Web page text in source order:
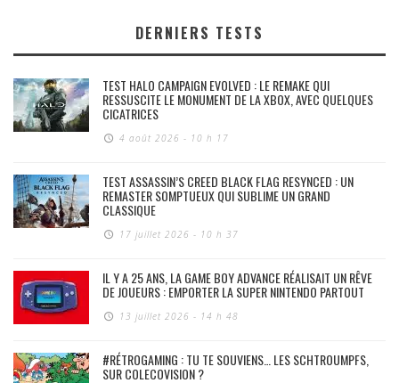
DERNIERS TESTS
TEST HALO CAMPAIGN EVOLVED : LE REMAKE QUI
RESSUSCITE LE MONUMENT DE LA XBOX, AVEC QUELQUES
CICATRICES
4 août 2026 - 10 h 17
TEST ASSASSIN’S CREED BLACK FLAG RESYNCED : UN
REMASTER SOMPTUEUX QUI SUBLIME UN GRAND
CLASSIQUE
17 juillet 2026 - 10 h 37
IL Y A 25 ANS, LA GAME BOY ADVANCE RÉALISAIT UN RÊVE
DE JOUEURS : EMPORTER LA SUPER NINTENDO PARTOUT
13 juillet 2026 - 14 h 48
#RÉTROGAMING : TU TE SOUVIENS… LES SCHTROUMPFS,
SUR COLECOVISION ?